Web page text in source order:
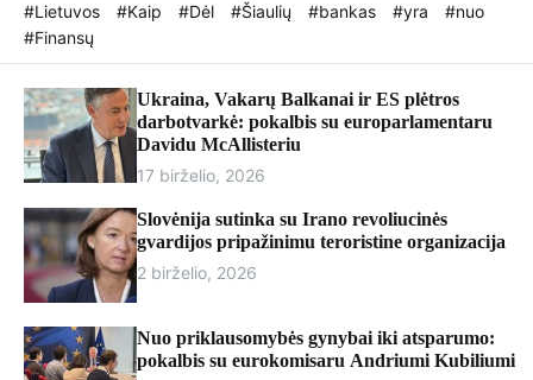
l
h
o
o
r
#Lietuvos #Kaip #Dėl #Šiaulių #bankas #yra
#nuo
#Finansų
Ukraina, Vakarų Balkanai ir ES plėtros
darbotvarkė: pokalbis su europarlamentaru
Davidu McAllisteriu
17 birželio, 2026
Slovėnija sutinka su Irano revoliucinės
gvardijos pripažinimu teroristine organizacija
2 birželio, 2026
Nuo priklausomybės gynybai iki atsparumo:
pokalbis su eurokomisaru Andriumi Kubiliumi